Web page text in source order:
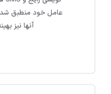
عامل خود منطبق شده
آنها نیز